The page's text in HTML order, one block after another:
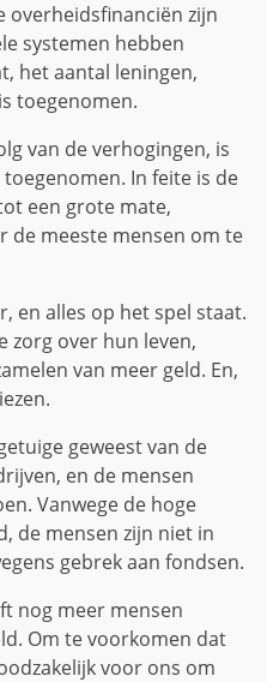
overheidsfinanciën zijn
systemen hebben
het aantal leningen,
toegenomen.
van de verhogingen, is
In feite is de
een grote mate,
de meeste mensen om te
en alles op het spel staat.
zorg over hun leven,
van meer geld. En,
geweest van de
en de mensen
Vanwege de hoge
de mensen zijn niet in
gebrek aan fondsen.
nog meer mensen
Om te voorkomen dat
voor ons om